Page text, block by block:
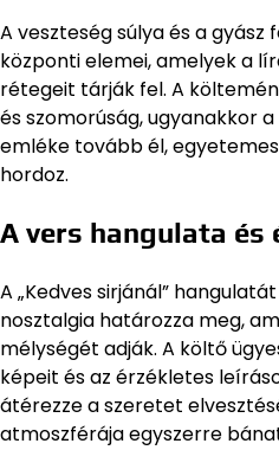
A veszteség súlya és a gyász
központi elemei, amelyek a
rétegeit tárják fel. A
és szomorúság, ugyanakkor
emléke tovább él,
hordoz.
A vers hangulata
A „Kedves sirjánál”
nosztalgia határozza meg,
mélységét adják. A költő
képeit és az érzékletes
átérezze a szeretet
atmoszférája egyszerre